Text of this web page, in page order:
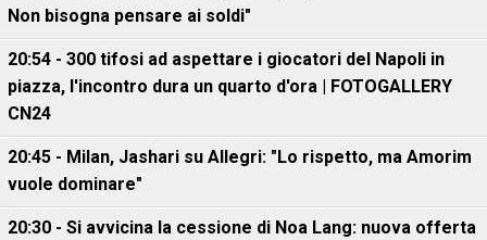
Non bisogna pensare ai soldi"
20:54 - 300 tifosi ad aspettare i giocatori del Napoli in
piazza, l'incontro dura un quarto d'ora | FOTOGALLERY
CN24
20:45 - Milan, Jashari su Allegri: "Lo rispetto, ma Amorim
vuole dominare"
20:30 - Si avvicina la cessione di Noa Lang: nuova offerta